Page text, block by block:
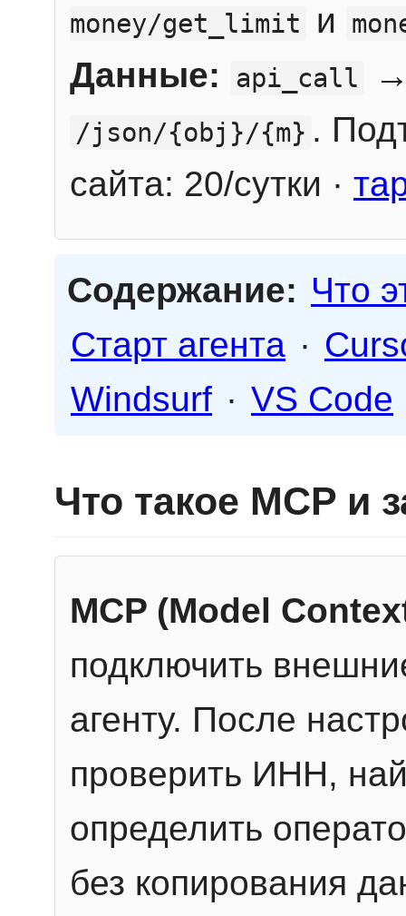
money/get_limit и
Данные: api_call
/json/{obj}/{m} .
сайта: 20/сутки ·
Содержание: Что
Старт агента ·
Windsurf · VS Code
Что такое MCP и
MCP (Model
подключить
агенту. После
проверить ИНН,
определить
без копирования